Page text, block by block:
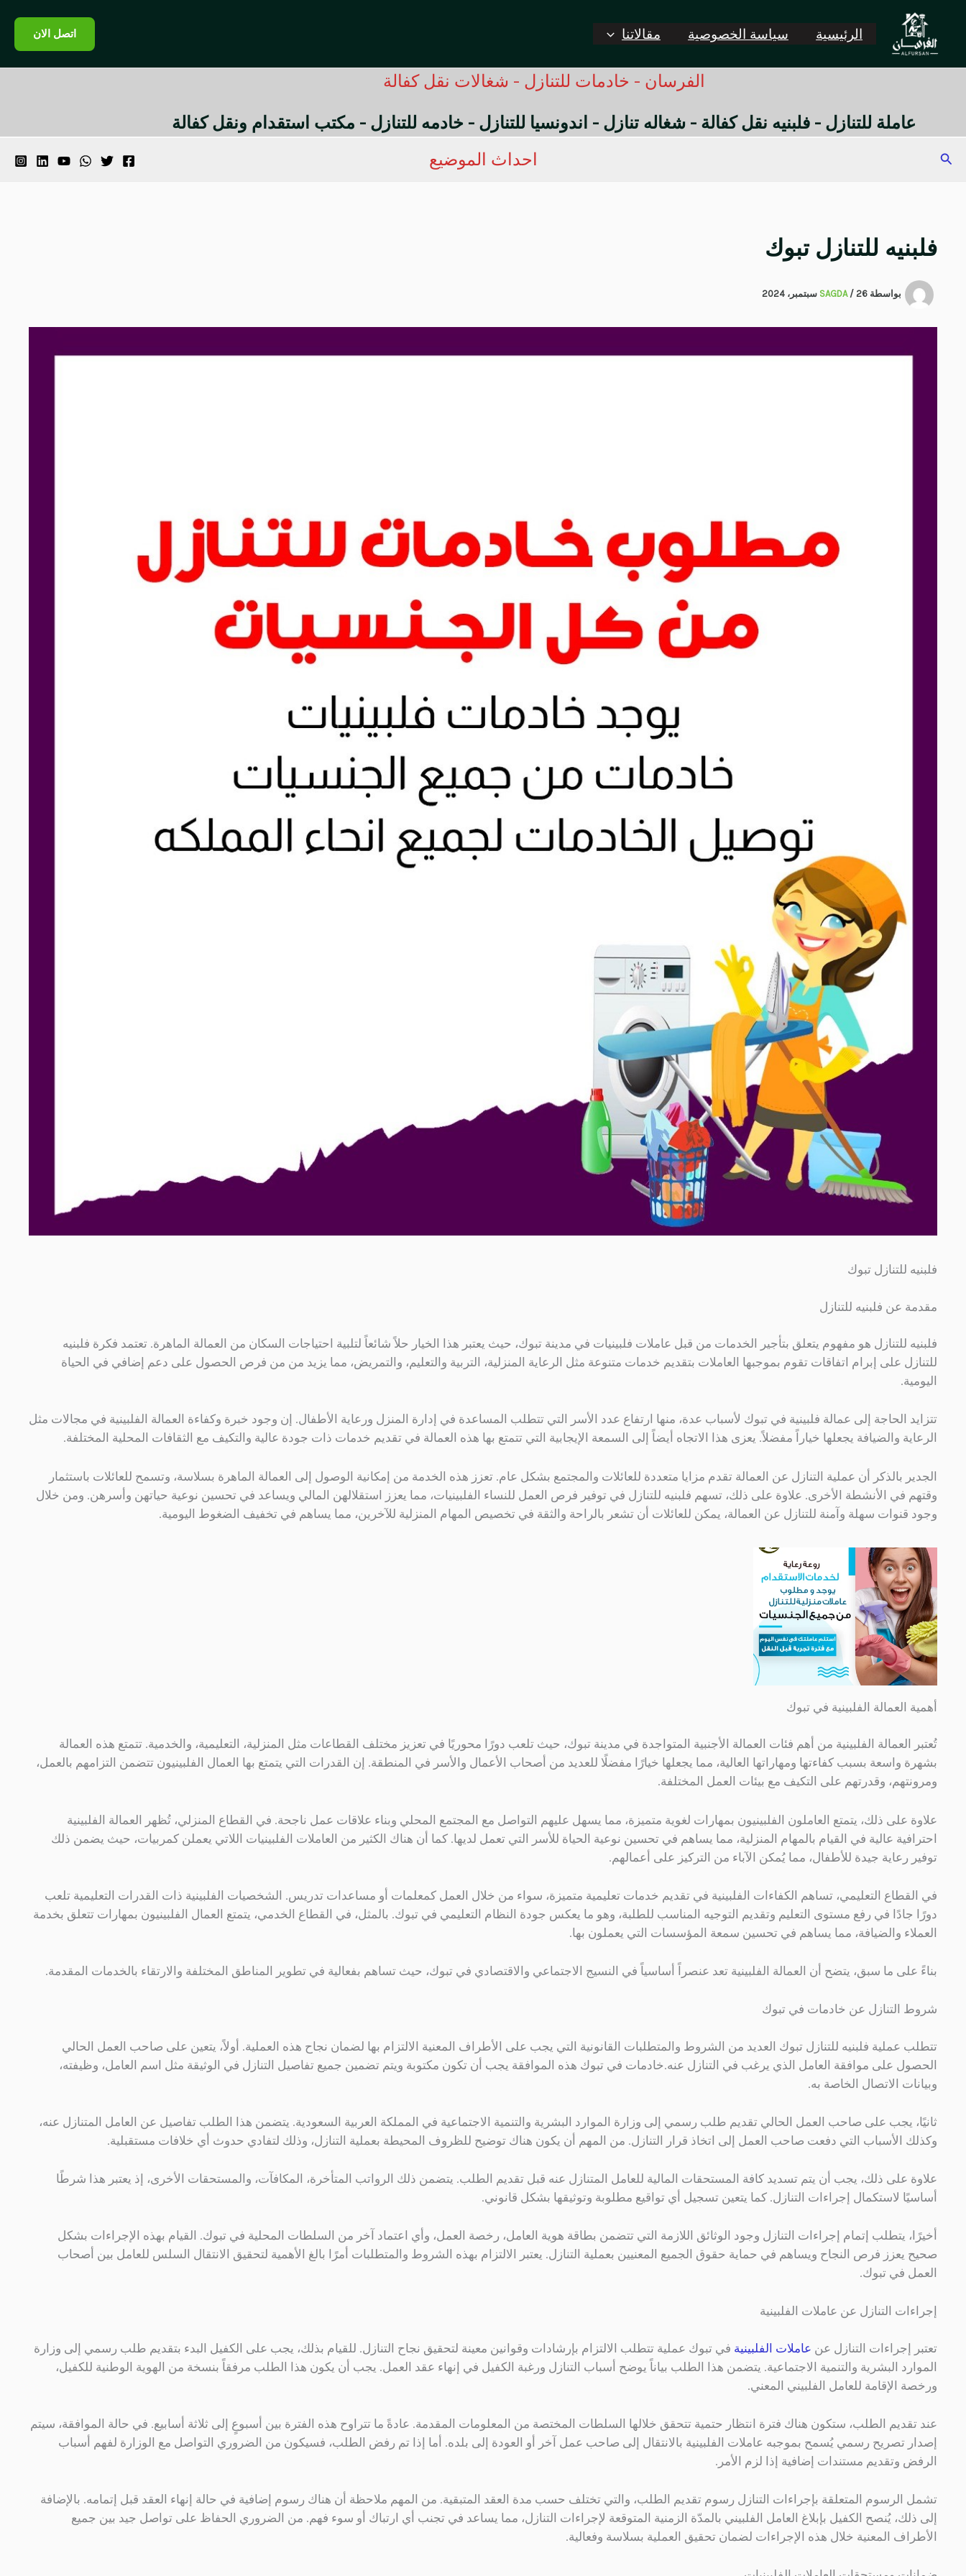
المحتوى
الرئيسية سياسة الخصوصية مقالاتنا اتصل الان
الفرسان - خادمات للتنازل - شغالات نقل كفالة
عاملة للتنازل - فلبنيه نقل كفالة - شغاله تنازل - اندونسيا للتنازل - خادمه للتنازل - مكتب استقدام ونقل كفالة
البحث احداث الموضيع
فلبنيه للتنازل تبوك
بواسطة SAGDA / 26 سبتمبر، 2024
فلبنيه للتنازل تبوك
مقدمة عن فلبنيه للتنازل
فلبنيه للتنازل هو مفهوم يتعلق بتأجير الخدمات من قبل عاملات فلبينيات في مدينة تبوك، حيث يعتبر هذا الخيار حلاً شائعاً لتلبية احتياجات السكان من العمالة الماهرة. تعتمد فكرة فلبنيه
للتنازل على إبرام اتفاقات تقوم بموجبها العاملات بتقديم خدمات متنوعة مثل الرعاية المنزلية، التربية والتعليم، والتمريض، مما يزيد من من فرص الحصول على دعم إضافي في الحياة
اليومية.
تتزايد الحاجة إلى عمالة فلبينية في تبوك لأسباب عدة، منها ارتفاع عدد الأسر التي تتطلب المساعدة في إدارة المنزل ورعاية الأطفال. إن وجود خبرة وكفاءة العمالة الفلبينية في مجالات مثل
الرعاية والضيافة يجعلها خياراً مفضلاً. يعزى هذا الاتجاه أيضاً إلى السمعة الإيجابية التي تتمتع بها هذه العمالة في تقديم خدمات ذات جودة عالية والتكيف مع الثقافات المحلية المختلفة.
الجدير بالذكر أن عملية التنازل عن العمالة تقدم مزايا متعددة للعائلات والمجتمع بشكل عام. تعزز هذه الخدمة من إمكانية الوصول إلى العمالة الماهرة بسلاسة، وتسمح للعائلات باستثمار
وقتهم في الأنشطة الأخرى. علاوة على ذلك، تسهم فلبنيه للتنازل في توفير فرص العمل للنساء الفلبينيات، مما يعزز استقلالهن المالي ويساعد في تحسين نوعية حياتهن وأسرهن. ومن خلال
وجود قنوات سهلة وآمنة للتنازل عن العمالة، يمكن للعائلات أن تشعر بالراحة والثقة في تخصيص المهام المنزلية للآخرين، مما يساهم في تخفيف الضغوط اليومية.
أهمية العمالة الفلبينية في تبوك
تُعتبر العمالة الفلبينية من أهم فئات العمالة الأجنبية المتواجدة في مدينة تبوك، حيث تلعب دورًا محوريًا في تعزيز مختلف القطاعات مثل المنزلية، التعليمية، والخدمية. تتمتع هذه العمالة
بشهرة واسعة بسبب كفاءتها ومهاراتها العالية، مما يجعلها خيارًا مفضلًا للعديد من أصحاب الأعمال والأسر في المنطقة. إن القدرات التي يتمتع بها العمال الفلبينيون تتضمن التزامهم بالعمل،
ومرونتهم، وقدرتهم على التكيف مع بيئات العمل المختلفة.
علاوة على ذلك، يتمتع العاملون الفلبينيون بمهارات لغوية متميزة، مما يسهل عليهم التواصل مع المجتمع المحلي وبناء علاقات عمل ناجحة. في القطاع المنزلي، تُظهر العمالة الفلبينية
احترافية عالية في القيام بالمهام المنزلية، مما يساهم في تحسين نوعية الحياة للأسر التي تعمل لديها. كما أن هناك الكثير من العاملات الفلبينيات اللاتي يعملن كمربيات، حيث يضمن ذلك
توفير رعاية جيدة للأطفال، مما يُمكن الآباء من التركيز على أعمالهم.
في القطاع التعليمي، تساهم الكفاءات الفلبينية في تقديم خدمات تعليمية متميزة، سواء من خلال العمل كمعلمات أو مساعدات تدريس. الشخصيات الفلبينية ذات القدرات التعليمية تلعب
دورًا جادًا في رفع مستوى التعليم وتقديم التوجيه المناسب للطلبة، وهو ما يعكس جودة النظام التعليمي في تبوك. بالمثل، في القطاع الخدمي، يتمتع العمال الفلبينيون بمهارات تتعلق بخدمة
العملاء والضيافة، مما يساهم في تحسين سمعة المؤسسات التي يعملون بها.
بناءً على ما سبق، يتضح أن العمالة الفلبينية تعد عنصراً أساسياً في النسيج الاجتماعي والاقتصادي في تبوك، حيث تساهم بفعالية في تطوير المناطق المختلفة والارتقاء بالخدمات المقدمة.
شروط التنازل عن خادمات في تبوك
تتطلب عملية فلبنيه للتنازل تبوك العديد من الشروط والمتطلبات القانونية التي يجب على الأطراف المعنية الالتزام بها لضمان نجاح هذه العملية. أولاً، يتعين على صاحب العمل الحالي
الحصول على موافقة العامل الذي يرغب في التنازل عنه.خادمات في تبوك هذه الموافقة يجب أن تكون مكتوبة ويتم تضمين جميع تفاصيل التنازل في الوثيقة مثل اسم العامل، وظيفته،
وبيانات الاتصال الخاصة به.
ثانيًا، يجب على صاحب العمل الحالي تقديم طلب رسمي إلى وزارة الموارد البشرية والتنمية الاجتماعية في المملكة العربية السعودية. يتضمن هذا الطلب تفاصيل عن العامل المتنازل عنه،
وكذلك الأسباب التي دفعت صاحب العمل إلى اتخاذ قرار التنازل. من المهم أن يكون هناك توضيح للظروف المحيطة بعملية التنازل، وذلك لتفادي حدوث أي خلافات مستقبلية.
علاوة على ذلك، يجب أن يتم تسديد كافة المستحقات المالية للعامل المتنازل عنه قبل تقديم الطلب. يتضمن ذلك الرواتب المتأخرة، المكافآت، والمستحقات الأخرى، إذ يعتبر هذا شرطًا
أساسيًا لاستكمال إجراءات التنازل. كما يتعين تسجيل أي تواقيع مطلوبة وتوثيقها بشكل قانوني.
أخيرًا، يتطلب إتمام إجراءات التنازل وجود الوثائق اللازمة التي تتضمن بطاقة هوية العامل، رخصة العمل، وأي اعتماد آخر من السلطات المحلية في تبوك. القيام بهذه الإجراءات بشكل
صحيح يعزز فرص النجاح ويساهم في حماية حقوق الجميع المعنيين بعملية التنازل. يعتبر الالتزام بهذه الشروط والمتطلبات أمرًا بالغ الأهمية لتحقيق الانتقال السلس للعامل بين أصحاب
العمل في تبوك.
إجراءات التنازل عن عاملات الفلبينية
تعتبر إجراءات التنازل عن عاملات الفلبينية في تبوك عملية تتطلب الالتزام بإرشادات وقوانين معينة لتحقيق نجاح التنازل. للقيام بذلك، يجب على الكفيل البدء بتقديم طلب رسمي إلى وزارة
الموارد البشرية والتنمية الاجتماعية. يتضمن هذا الطلب بياناً يوضح أسباب التنازل ورغبة الكفيل في إنهاء عقد العمل. يجب أن يكون هذا الطلب مرفقاً بنسخة من الهوية الوطنية للكفيل،
ورخصة الإقامة للعامل الفلبيني المعني.
عند تقديم الطلب، ستكون هناك فترة انتظار حتمية تتحقق خلالها السلطات المختصة من المعلومات المقدمة. عادةً ما تتراوح هذه الفترة بين أسبوعٍ إلى ثلاثة أسابيع. في حالة الموافقة، سيتم
إصدار تصريح رسمي يُسمح بموجبه عاملات الفلبينية بالانتقال إلى صاحب عمل آخر أو العودة إلى بلده. أما إذا تم رفض الطلب، فسيكون من الضروري التواصل مع الوزارة لفهم أسباب
الرفض وتقديم مستندات إضافية إذا لزم الأمر.
تشمل الرسوم المتعلقة بإجراءات التنازل رسوم تقديم الطلب، والتي تختلف حسب مدة العقد المتبقية. من المهم ملاحظة أن هناك رسوم إضافية في حالة إنهاء العقد قبل إتمامه. بالإضافة
إلى ذلك، يُنصح الكفيل بإبلاغ العامل الفلبيني بالمدّة الزمنية المتوقعة لإجراءات التنازل، مما يساعد في تجنب أي ارتباك أو سوء فهم. من الضروري الحفاظ على تواصل جيد بين جميع
الأطراف المعنية خلال هذه الإجراءات لضمان تحقيق العملية بسلاسة وفعالية.